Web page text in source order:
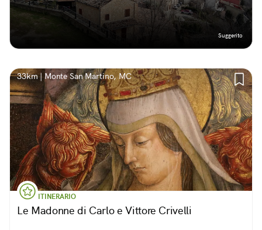
Suggerito
33km | Monte San Martino, MC
ITINERARIO
Le Madonne di Carlo e Vittore Crivelli